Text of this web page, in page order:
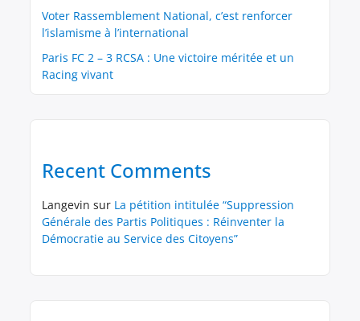
Voter Rassemblement National, c’est renforcer
l’islamisme à l’international
Paris FC 2 – 3 RCSA : Une victoire méritée et un
Racing vivant
Recent Comments
Langevin sur La pétition intitulée “Suppression
Générale des Partis Politiques : Réinventer la
Démocratie au Service des Citoyens”